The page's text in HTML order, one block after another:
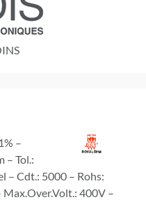
–
– Tol.:
– Cdt.: 5000 – Rohs:
400V –